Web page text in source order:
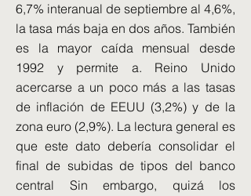
6,7% interanual de septiembre al 4,6%,
la tasa más baja en dos años. También
es la mayor caída mensual desde
1992 y permite a. Reino Unido
acercarse a un poco más a las tasas
de inflación de EEUU (3,2%) y de la
zona euro (2,9%). La lectura general es
que este dato debería consolidar el
final de subidas de tipos del banco
central Sin embargo, quizá los